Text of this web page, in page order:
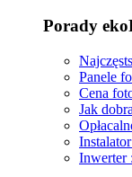
Porady
Panele
Cena
Jak
Inwerter